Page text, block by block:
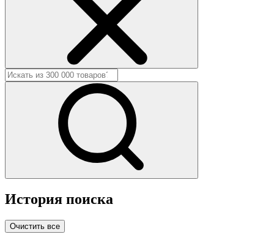
История поиска
Очистить все